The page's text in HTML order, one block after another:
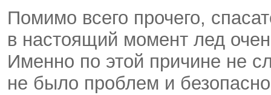
Помимо всего прочего,
в настоящий момент лед
Именно по этой причине не
не было проблем и